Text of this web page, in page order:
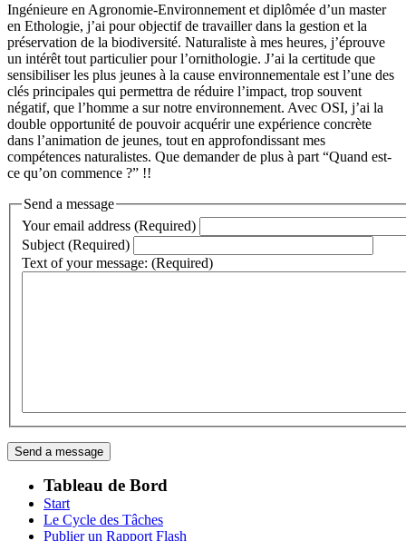
Ingénieure en Agronomie-Environnement et diplômée d’un master
en Ethologie, j’ai pour objectif de travailler dans la gestion et la
préservation de la biodiversité. Naturaliste à mes heures, j’éprouve
un intérêt tout particulier pour l’ornithologie. J’ai la certitude que
sensibiliser les plus jeunes à la cause environnementale est l’une des
clés principales qui permettra de réduire l’impact, trop souvent
négatif, que l’homme a sur notre environnement. Avec OSI, j’ai la
double opportunité de pouvoir acquérir une expérience concrète
dans l’animation de jeunes, tout en approfondissant mes
compétences naturalistes. Que demander de plus à part “Quand est-
ce qu’on commence ?” !!
Send a message
Your email address (Required)
Subject (Required)
Text of your message: (Required)
Tableau de Bord
Start
Le Cycle des Tâches
Publier un Rapport Flash